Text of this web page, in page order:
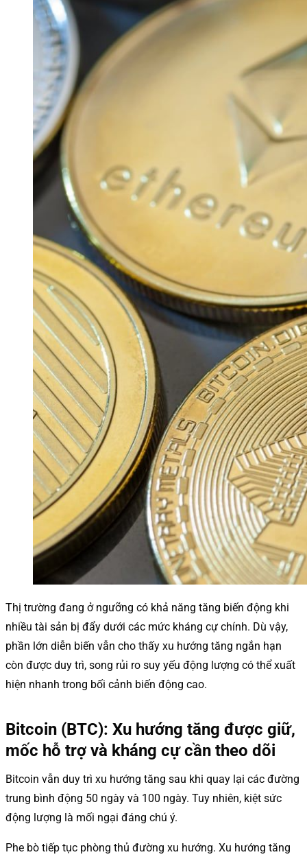
Thị trường đang ở ngưỡng có khả năng tăng biến động khi
nhiều tài sản bị đẩy dưới các mức kháng cự chính. Dù vậy,
phần lớn diễn biến vẫn cho thấy xu hướng tăng ngắn hạn
còn được duy trì, song rủi ro suy yếu động lượng có thể xuất
hiện nhanh trong bối cảnh biến động cao.
Bitcoin (BTC): Xu hướng tăng được giữ,
mốc hỗ trợ và kháng cự cần theo dõi
Bitcoin vẫn duy trì xu hướng tăng sau khi quay lại các đường
trung bình động 50 ngày và 100 ngày. Tuy nhiên, kiệt sức
động lượng là mối ngại đáng chú ý.
Phe bò tiếp tục phòng thủ đường xu hướng. Xu hướng tăng